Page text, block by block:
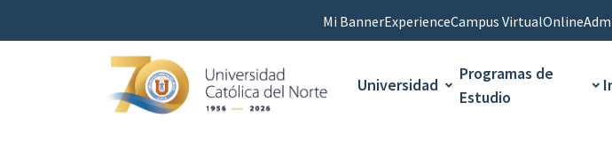
Mi BannerExperienceCampus VirtualOnline
Universidad
Programas de
Estudio